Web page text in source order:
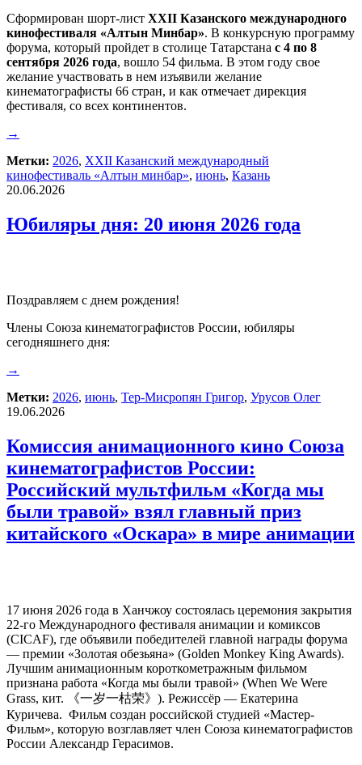
Сформирован шорт-лист XXII Казанского международного
кинофестиваля «Алтын Минбар». В конкурсную программу
форума, который пройдет в столице Татарстана с 4 по 8
сентября 2026 года, вошло 54 фильма. В этом году свое
желание участвовать в нем изъявили желание
кинематографисты 66 стран, и как отмечает дирекция
фестиваля, со всех континентов.
→
Метки: 2026, XXII Казанский международный
кинофестиваль «Алтын минбар», июнь, Казань
20.06.2026
Юбиляры дня: 20 июня 2026 года
Поздравляем с днем рождения!
Члены Союза кинематографистов России, юбиляры
сегодняшнего дня:
→
Метки: 2026, июнь, Тер-Мисропян Григор, Урусов Олег
19.06.2026
Комиссия анимационного кино Союза
кинематографистов России:
Российский мультфильм «Когда мы
были травой» взял главный приз
китайского «Оскара» в мире анимации
17 июня 2026 года в Ханчжоу состоялась церемония закрытия
22-го Международного фестиваля анимации и комиксов
(CICAF), где объявили победителей главной награды форума
— премии «Золотая обезьяна» (Golden Monkey King Awards).
Лучшим анимационным короткометражным фильмом
признана работа «Когда мы были травой» (When We Were
Grass, кит. 《一岁一枯荣》). Режиссёр — Екатерина
Куричева. Фильм создан российской студией «Мастер-
Фильм», которую возглавляет член Союза кинематографистов
России Александр Герасимов.